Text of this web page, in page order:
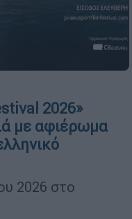
2026»
με αφιέρωμα
2026 στο